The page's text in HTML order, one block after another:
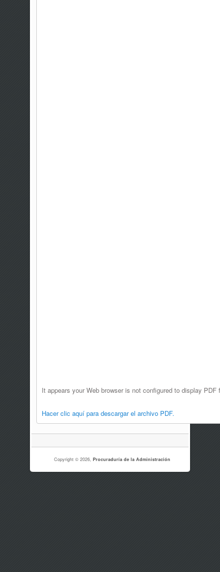
It appears your Web browser is not configured to display
Hacer clic aquí para descargar el archivo PDF.
Copyright © 2026,Procuraduría de la Administración